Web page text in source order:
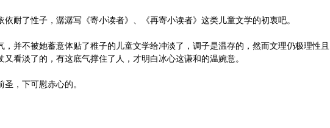
了性子，潺潺写《寄小读者》、《再寄小读者》这类儿童文学的初衷吧。
不被她蓄意体贴了稚子的儿童文学给冲淡了，调子是温存的，然而文理仍极理性且
又看淡了的，有这底气撑住了人，才明白冰心这谦和的温婉意。
，下可慰赤心的。